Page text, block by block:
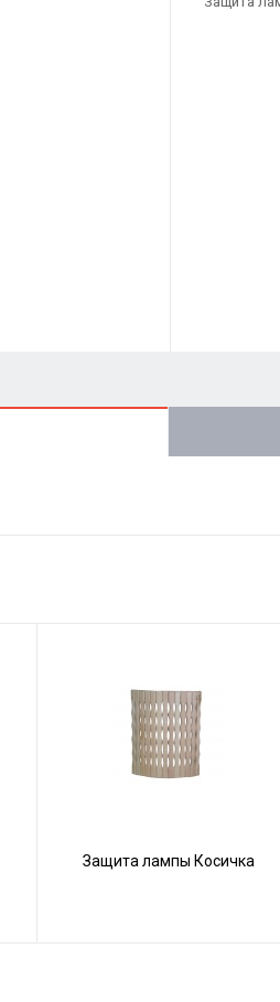
Защита лампы Косичка